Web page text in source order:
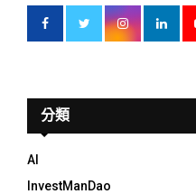
分類
AI
InvestManDao